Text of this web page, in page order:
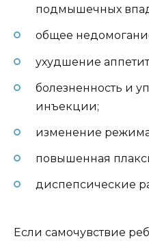
подмышечных
общее
ухудшение
болезненность и
инъекции;
изменение
повышенная
диспепсические
Если самочувствие